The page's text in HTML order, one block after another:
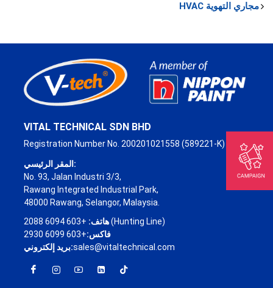
مجاري التهوية HVAC
VITAL TECHNICAL SDN BHD
Registration Number No. 200201021558 (589221-K)
المقر الرئيسي:
No. 93, Jalan Industri 3/3,
Rawang Integrated Industrial Park,
48000 Rawang, Selangor, Malaysia.
هاتف:+603 6094 2088 (Hunting Line)
فاكس:+603 6099 2930
بريد إلكتروني:sales@vitaltechnical.com